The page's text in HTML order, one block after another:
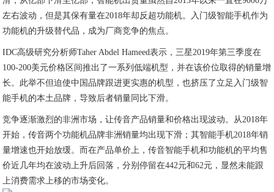
左右波动，但是其保有量在2018年却反超功能机。入门级智能手机作为
功能机的升级替代品，成为厂商竞争的焦点。
IDC高级研究分析师Taher Abdel Hameed表示，三星2019年第三季度在
100-200美元价格区间推出了一系列低端机型，并在该价位取得的销量增
长。此举不但迫使中国品牌跟进更实惠的机型，也挤压了立足入门级智
能手机的本土品牌，导致后者销量同比下滑。
竞争逐渐激烈的非洲市场，让传音产品销量和价格出现波动。从2018年
开始，传音两个功能机品牌非洲销量均出现下滑；其智能手机2018年销
量增速也开始放缓。而在产品单价上，传音智能手机和功能机的平均售
价近几年均在波动上升后回落，分别停留在442元和62元，显然未能跟
上消费需求上移的市场变化。